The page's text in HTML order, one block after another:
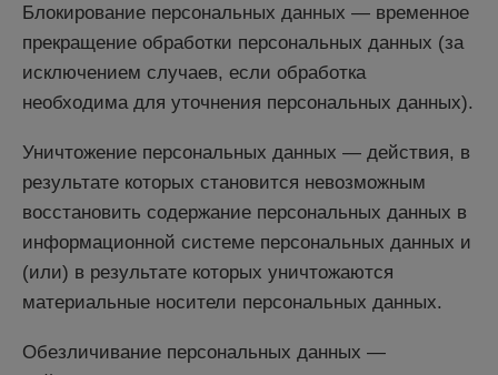
Блокирование персональных данных — временное
прекращение обработки персональных данных (за
исключением случаев, если обработка
необходима для уточнения персональных данных).
Уничтожение персональных данных — действия, в
результате которых становится невозможным
восстановить содержание персональных данных в
информационной системе персональных данных и
(или) в результате которых уничтожаются
материальные носители персональных данных.
Обезличивание персональных данных —